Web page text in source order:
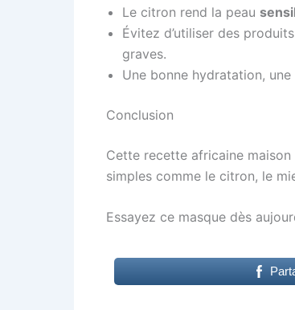
Le citron rend la peau
Évitez d’utiliser des
graves.
Une bonne hydratation,
Conclusion
Cette recette africaine
simples comme le citron, le
Essayez ce masque dès